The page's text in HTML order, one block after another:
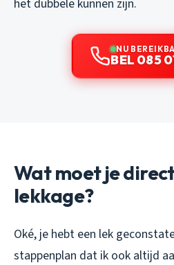
het dubbele kunnen zijn.
NU
BEL 085
Wat moet je
lekkage?
Oké, je hebt een lek
stappenplan dat ik ook altijd